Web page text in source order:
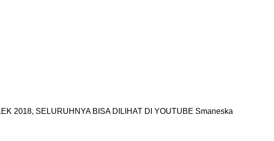
2018, SELURUHNYA BISA DILIHAT DI YOUTUBE Smaneska